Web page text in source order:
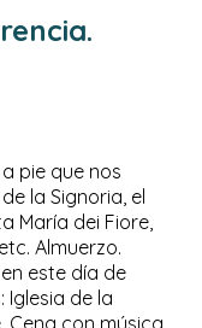
pie que nos
la Signoria, el
María dei Fiore,
Almuerzo.
este día de
Iglesia de la